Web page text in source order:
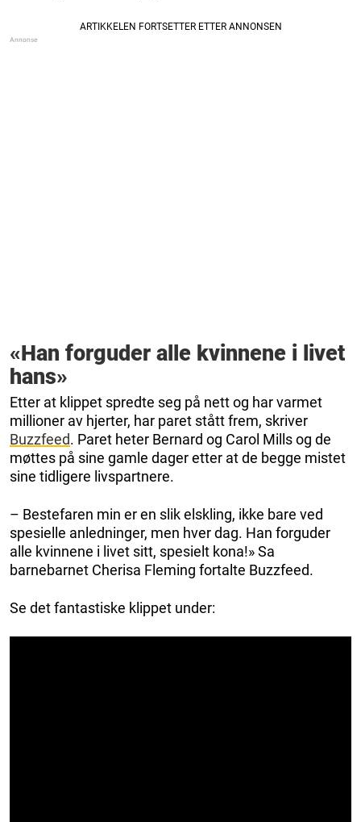
«Han forguder alle kvinnene i livet
hans»
Etter at klippet spredte seg på nett og har varmet
millioner av hjerter, har paret stått frem, skriver
Buzzfeed. Paret heter Bernard og Carol Mills og de
møttes på sine gamle dager etter at de begge mistet
sine tidligere livspartnere.
– Bestefaren min er en slik elskling, ikke bare ved
spesielle anledninger, men hver dag. Han forguder
alle kvinnene i livet sitt, spesielt kona!» Sa
barnebarnet Cherisa Fleming fortalte Buzzfeed.
Se det fantastiske klippet under: